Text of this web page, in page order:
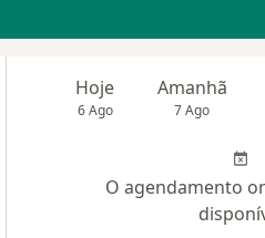
Hoje
6 Ago
Amanhã
7 Ago
O agendamento